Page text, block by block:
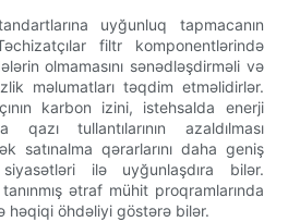
uyğunluq tapmacanın
filtr komponentlərində
olmamasını sənədləşdirməli və
məlumatları təqdim etməlidirlər.
karbon izini, istehsalda enerji
tullantılarının azaldılması
satınalma qərarlarını daha geniş
ilə uyğunlaşdıra bilər.
ətraf mühit proqramlarında
həqiqi öhdəliyi göstərə bilər.